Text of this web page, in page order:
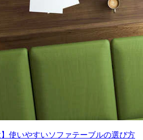
】使いやすいソファテーブルの選び方